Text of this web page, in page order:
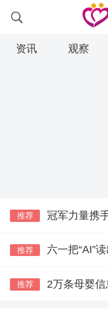
资讯 观察
推荐 冠军力量携
推荐 六一把“AI”
推荐 2万条母婴